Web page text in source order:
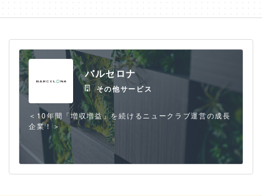
バルセロナ
その他サービス
＜10年間「増収増益」を続けるニュークラブ運営の成長
企業！＞